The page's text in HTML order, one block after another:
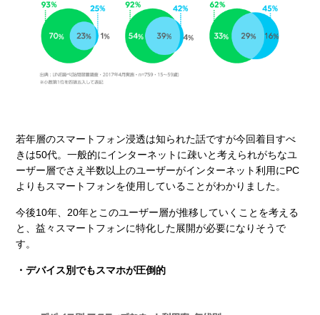
若年層のスマートフォン浸透は知られた話ですが今回着目すべ
きは50代。一般的にインターネットに疎いと考えられがちなユ
ーザー層でさえ半数以上のユーザーがインターネット利用にPC
よりもスマートフォンを使用していることがわかりました。
今後10年、20年とこのユーザー層が推移していくことを考える
と、益々スマートフォンに特化した展開が必要になりそうで
す。
・デバイス別でもスマホが圧倒的